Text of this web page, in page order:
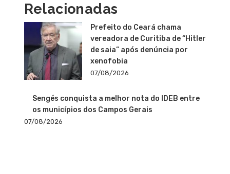
Relacionadas
Prefeito do Ceará chama
vereadora de Curitiba de “Hitler
de saia” após denúncia por
xenofobia
07/08/2026
Sengés conquista a melhor nota do IDEB entre
os municípios dos Campos Gerais
07/08/2026